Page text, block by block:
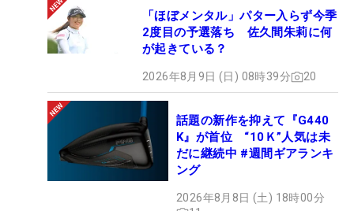
「ほぼメンタル」パター入らず今季
2度目の予選落ち 佐久間朱莉に何
が起きている？
2026年8月9日 (日) 08時39分 20
話題の新作を抑えて『G440
K』が首位 “10Ｋ”人気は未
だに継続中 #週間ギアランキ
ング
2026年8月8日 (土) 18時00分